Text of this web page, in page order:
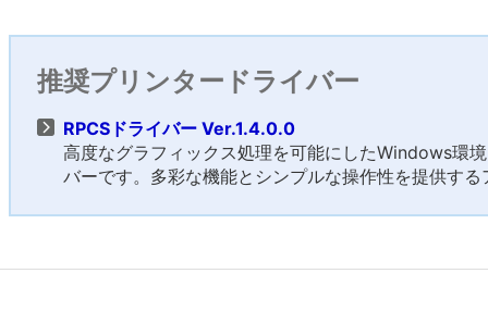
推奨プリンタードライバー
RPCSドライバー Ver.1.4.0.0
高度なグラフィックス処理を可能にしたWindows環
バーです。多彩な機能とシンプルな操作性を提供す